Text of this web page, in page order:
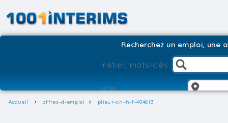
Recherchez un emploi, une
Accueil offres-d-emploi plieur-cn-h-f-404613